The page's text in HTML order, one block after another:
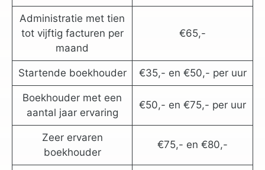
Administratie met tien
tot vijftig facturen per
maand
€65,-
Startende boekhouder €35,- en €50,- per uur
Boekhouder met een
aantal jaar ervaring
€50,- en €75,- per uur
Zeer ervaren
boekhouder
€75,- en €80,-